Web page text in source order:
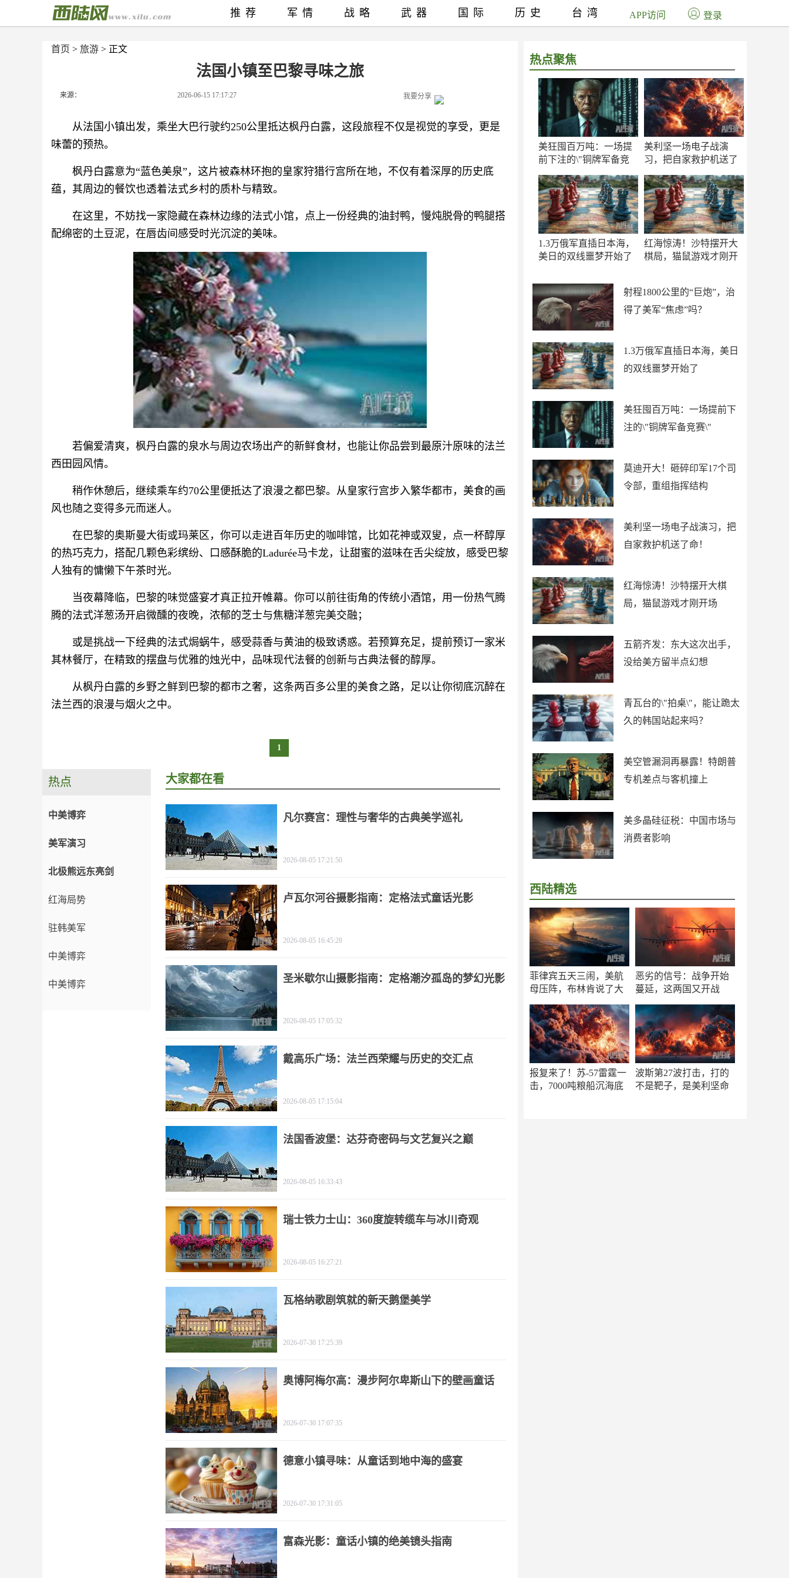
首页 > 旅游 > 正文
法国小镇至巴黎寻味之旅
来源： 2026-06-15 17:17:27 我要分享
从法国小镇出发，乘坐大巴行驶约250公里抵达枫丹白露，这段旅程不仅是视觉的享受，更是
味蕾的预热。
枫丹白露意为“蓝色美泉”，这片被森林环抱的皇家狩猎行宫所在地，不仅有着深厚的历史底
蕴，其周边的餐饮也透着法式乡村的质朴与精致。
在这里，不妨找一家隐藏在森林边缘的法式小馆，点上一份经典的油封鸭，慢炖脱骨的鸭腿搭
配绵密的土豆泥，在唇齿间感受时光沉淀的美味。
若偏爱清爽，枫丹白露的泉水与周边农场出产的新鲜食材，也能让你品尝到最原汁原味的法兰
西田园风情。
稍作休憩后，继续乘车约70公里便抵达了浪漫之都巴黎。从皇家行宫步入繁华都市，美食的画
风也随之变得多元而迷人。
在巴黎的奥斯曼大街或玛莱区，你可以走进百年历史的咖啡馆，比如花神或双叟，点一杯醇厚
的热巧克力，搭配几颗色彩缤纷、口感酥脆的Ladurée马卡龙，让甜蜜的滋味在舌尖绽放，感受巴黎
人独有的慵懒下午茶时光。
当夜幕降临，巴黎的味觉盛宴才真正拉开帷幕。你可以前往街角的传统小酒馆，用一份热气腾
腾的法式洋葱汤开启微醺的夜晚，浓郁的芝士与焦糖洋葱完美交融；
或是挑战一下经典的法式焗蜗牛，感受蒜香与黄油的极致诱惑。若预算充足，提前预订一家米
其林餐厅，在精致的摆盘与优雅的烛光中，品味现代法餐的创新与古典法餐的醇厚。
从枫丹白露的乡野之鲜到巴黎的都市之奢，这条两百多公里的美食之路，足以让你彻底沉醉在
法兰西的浪漫与烟火之中。
1
热点聚焦
美狂囤百万吨：一场提
前下注的\"铜牌军备竞
美利坚一场电子战演
习，把自家救护机送了
1.3万俄军直插日本海，
美日的双线噩梦开始了
红海惊涛！沙特摆开大
棋局，猫鼠游戏才刚开
射程1800公里的“巨炮”，治
得了美军“焦虑”吗？
1.3万俄军直插日本海，美日
的双线噩梦开始了
美狂囤百万吨：一场提前下
注的\"铜牌军备竞赛\"
莫迪开大！砸碎印军17个司
令部，重组指挥结构
美利坚一场电子战演习，把
自家救护机送了命！
红海惊涛！沙特摆开大棋
局，猫鼠游戏才刚开场
五箭齐发：东大这次出手，
没给美方留半点幻想
青瓦台的\"拍桌\"，能让跪太
久的韩国站起来吗？
美空管漏洞再暴露！特朗普
专机差点与客机撞上
美多晶硅征税：中国市场与
消费者影响
西陆精选
菲律宾五天三闹，美航
母压阵，布林肯说了大
恶劣的信号：战争开始
蔓延，这两国又开战
报复来了！苏-57雷霆一
击，7000吨粮船沉海底
波斯第27波打击，打的
不是靶子，是美利坚命
推荐 军情 战略 武器 国际 历史 台湾 APP访问 登录
热点
中美博弈
美军演习
北极熊远东亮剑
红海局势
驻韩美军
中美博弈
中美博弈
大家都在看
凡尔赛宫：理性与奢华的古典美学巡礼
2026-08-05 17:21:50
卢瓦尔河谷摄影指南：定格法式童话光影
2026-08-05 16:45:28
圣米歇尔山摄影指南：定格潮汐孤岛的梦幻光影
2026-08-05 17:05:32
戴高乐广场：法兰西荣耀与历史的交汇点
2026-08-05 17:15:04
法国香波堡：达芬奇密码与文艺复兴之巅
2026-08-05 16:33:43
瑞士铁力士山：360度旋转缆车与冰川奇观
2026-08-05 16:27:21
瓦格纳歌剧筑就的新天鹅堡美学
2026-07-30 17:25:39
奥博阿梅尔高：漫步阿尔卑斯山下的壁画童话
2026-07-30 17:07:35
德意小镇寻味：从童话到地中海的盛宴
2026-07-30 17:31:05
富森光影：童话小镇的绝美镜头指南